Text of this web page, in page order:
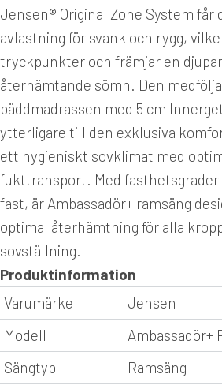
Jensen® Original Zone System får
avlastning för svank och rygg,
tryckpunkter och främjar en
återhämtande sömn. Den
bäddmadrassen med 5 cm
ytterligare till den exklusiva
ett hygieniskt sovklimat med
fukttransport. Med
fast, är Ambassadör+ ramsäng
optimal återhämtning för alla
sovställning.
Produktinformation
Varumärke
Jensen
Modell
Ambassadör+
Sängtyp
Ramsäng